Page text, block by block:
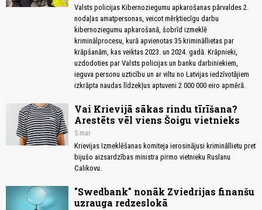
Valsts policijas Kibernoziegumu apkarošanas pārvaldes 2.
nodaļas amatpersonas, veicot mērķtiecīgu darbu
kibernoziegumu apkarošanā, šobrīd izmeklē
kriminālprocesu, kurā apvienotas 35 krimināllietas par
krāpšanām, kas veiktas 2023. un 2024. gadā. Krāpnieki,
uzdodoties par Valsts policijas un banku darbiniekiem,
ieguva personu uzticību un ar viltu no Latvijas iedzīvotājiem
izkrāpta naudas līdzekļus aptuveni 2 000 000 eiro apmērā.
Vai Krievijā sākas rindu tīrīšana?
Arestēts vēl viens Šoigu vietnieks
5.mar
Krievijas Izmeklēšanas komiteja ierosinājusi krimināllietu pret
bijušo aizsardzības ministra pirmo vietnieku Ruslanu
Calikovu.
"Swedbank" nonāk Zviedrijas finanšu
uzrauga redzeslokā